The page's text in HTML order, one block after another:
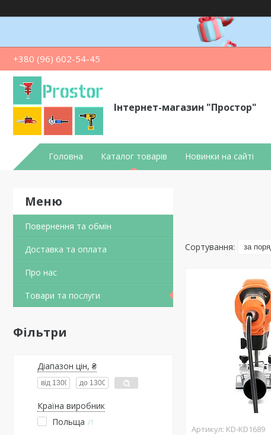
+380 (96) 602-54-45
Інтернет-магазин "Простор"
Головна Каталог товарів Новинки на сайті
Повернення та обмін
Доставка та оплата
Про нас
Товари та послуги
Фільтри
Діапазон цін, ₴
Країна виробник
Польща
1
KD-KD1689